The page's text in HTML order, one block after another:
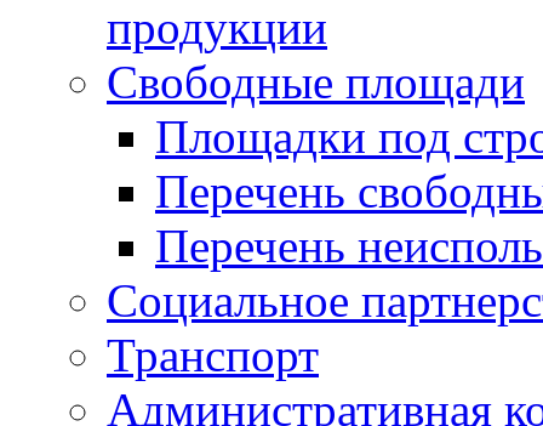
продукции
Свободные площади
Площадки под
Перечень
Перечень
Социальное
Транспорт
Административная